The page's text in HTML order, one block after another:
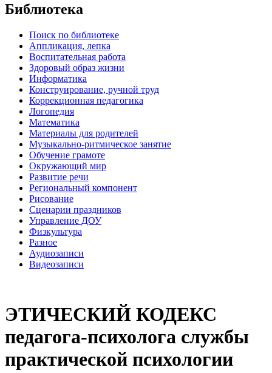
Библиотека
Поиск по библиотеке
Аппликация, лепка
Воспитательная работа
Здоровый образ жизни
Информатика
Конструирование, ручной труд
Коррекционная педагогика
Логопедия
Математика
Материалы для родителей
Музыкально-ритмическое занятие
Обучение грамоте
Окружающий мир
Развитие речи
Региональный компонент
Рисование
Сценарии праздников
Управление ДОУ
Физкультура
Разное
Аудиозаписи
Видеозаписи
ЭТИЧЕСКИЙ КОДЕКС
педагога-психолога службы
практической психологии